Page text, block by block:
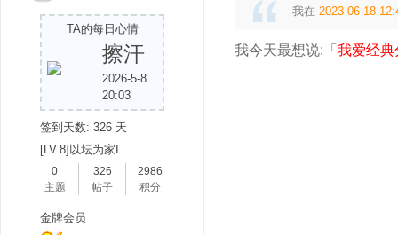
TA的每日心情
擦汗
2026-5-8
20:03
签到天数: 326 天
[LV.8]以坛为家I
0
主题
326
帖子
2986
积分
金牌会员
我在 2023-06-18
我今天最想说:「 我爱经典